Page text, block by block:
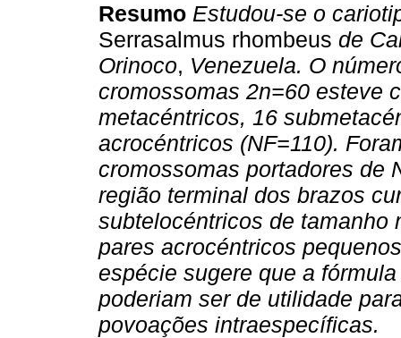
Resumo Estudou-se o
Serrasalmus rhombeus de
Orinoco, Venezuela. O
cromossomas 2n=60 esteve
metacéntricos, 16
acrocéntricos (NF=110).
cromossomas portadores de
região terminal dos brazos
subtelocéntricos de tamanho
pares acrocéntricos
espécie sugere que a
poderiam ser de utilidade
povoações intraespecíficas.